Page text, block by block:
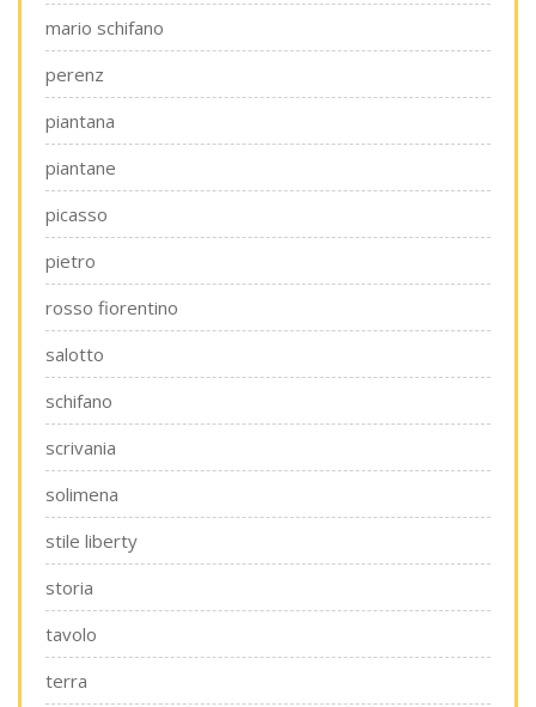
mario schifano
perenz
piantana
piantane
picasso
pietro
rosso fiorentino
salotto
schifano
scrivania
solimena
stile liberty
storia
tavolo
terra